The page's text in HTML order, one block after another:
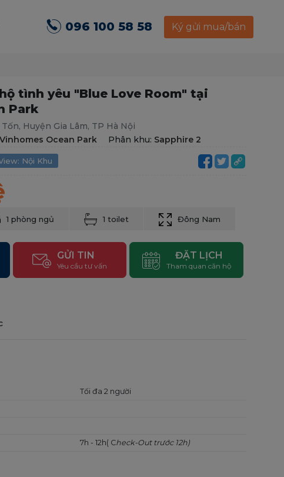
096 100 58 58 Ký gửi mua/bán
tình yêu "Blue Love Room" tại
Park
Huyện Gia Lâm, TP Hà Nội
Vinhomes Ocean Park Phân khu: Sapphire 2
Nội Khu
1 phòng ngủ 1 toilet Đông Nam
GỬI TIN
Yêu cầu tư vấn
ĐẶT LỊCH
Tham quan căn hộ
Tối đa 2 người
7h - 12h( Check-Out trước 12h)